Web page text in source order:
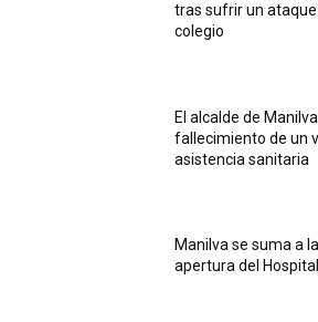
tras sufrir un ataque
colegio
El alcalde de
fallecimiento de un
asistencia sanitaria
Manilva se suma a
apertura del